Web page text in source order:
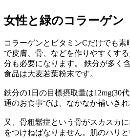
女性と緑のコラーゲン
コラーゲンとビタミンCだけでも
で皮膚、骨、などを作りやすくす
分も必要になります。 鉄分が多く
食品は大麦若葉粉末です。
鉄分の1日の目標摂取量は12mg(30
通のお食事では、なかなか補いきれ
又、骨粗鬆症という骨がスカスカ
をつけねばなりません。肌のハリ